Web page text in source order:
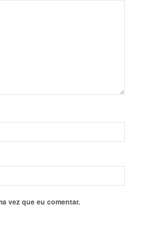
vez que eu comentar.